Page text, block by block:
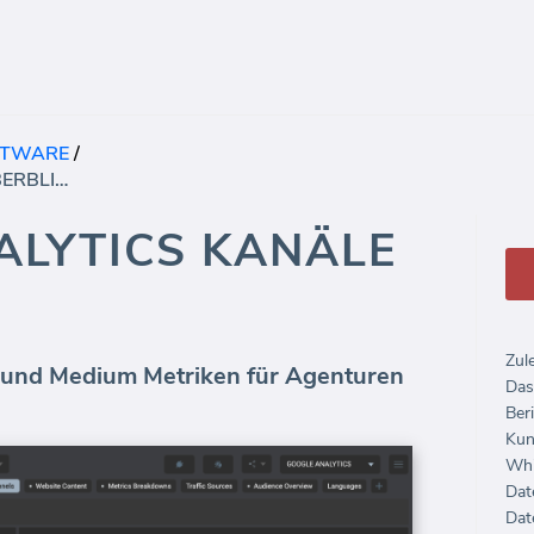
/
GOOGLE ANALYTICS KANÄLE ÜBERBLICK
KANÄLE
Medium Metriken für Agenturen